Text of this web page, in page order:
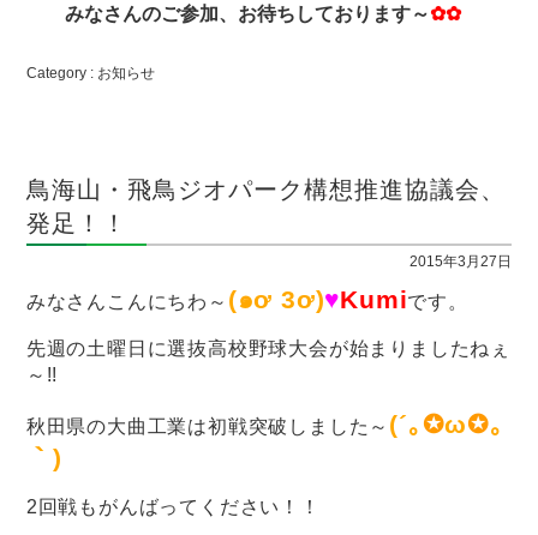
みなさんのご参加、お待ちしております～✿✿
Category : お知らせ
鳥海山・飛鳥ジオパーク構想推進協議会、
発足！！
2015年3月27日
みなさんこんにちわ～ (๑ơ 3ơ)♥Kumiです。
先週の土曜日に選抜高校野球大会が始まりましたねぇ
～!!
秋田県の大曲工業は初戦突破しました～ (´｡ ✪ω✪｡
｀)
2回戦もがんばってください！！